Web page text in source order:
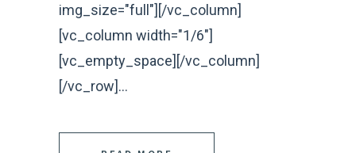
img_size="full"][/vc_column]
[vc_column width="1/6"]
[vc_empty_space][/vc_column]
[/vc_row]...